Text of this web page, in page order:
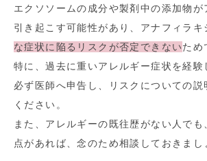
エクソソームの成分や製剤中の添加物が
引き起こす可能性があり、アナフィラキ
な症状に陥るリスクが否定できないため
特に、過去に重いアレルギー症状を経験
必ず医師へ申告し、リスクについての説
ください。
また、アレルギーの既往歴がない人でも
点があれば、念のため相談しておきまし